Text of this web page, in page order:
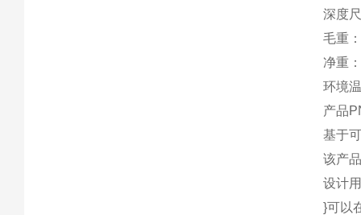
深度
毛重
净重
环境
产品
基于
该产
设计
}可以